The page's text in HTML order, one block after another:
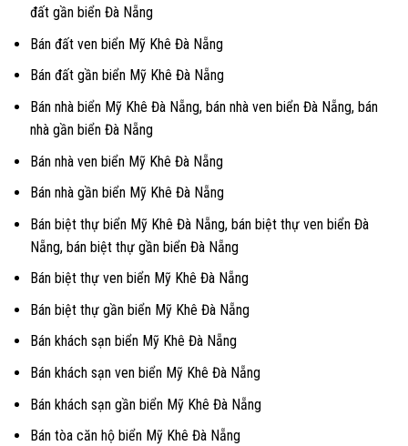
đất gần biển Đà Nẵng
Bán đất ven biển Mỹ Khê Đà Nẵng
Bán đất gần biển Mỹ Khê Đà Nẵng
Bán nhà biển Mỹ Khê Đà Nẵng, bán nhà ven biển Đà Nẵng, bán
nhà gần biển Đà Nẵng
Bán nhà ven biển Mỹ Khê Đà Nẵng
Bán nhà gần biển Mỹ Khê Đà Nẵng
Bán biệt thự biển Mỹ Khê Đà Nẵng, bán biệt thự ven biển Đà
Nẵng, bán biệt thự gần biển Đà Nẵng
Bán biệt thự ven biển Mỹ Khê Đà Nẵng
Bán biệt thự gần biển Mỹ Khê Đà Nẵng
Bán khách sạn biển Mỹ Khê Đà Nẵng
Bán khách sạn ven biển Mỹ Khê Đà Nẵng
Bán khách sạn gần biển Mỹ Khê Đà Nẵng
Bán tòa căn hộ biển Mỹ Khê Đà Nẵng